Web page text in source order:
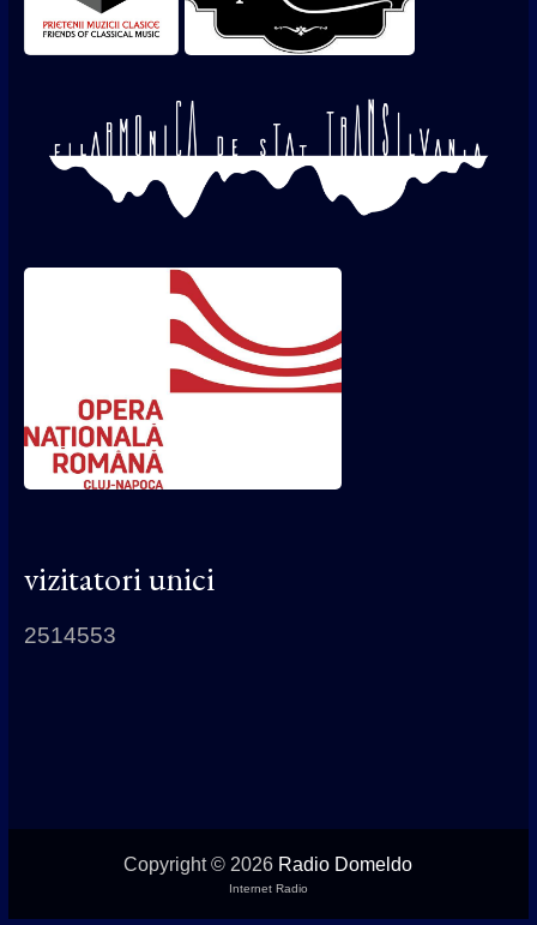
vizitatori unici
2514553
Copyright © 2026 Radio Domeldo
Internet Radio